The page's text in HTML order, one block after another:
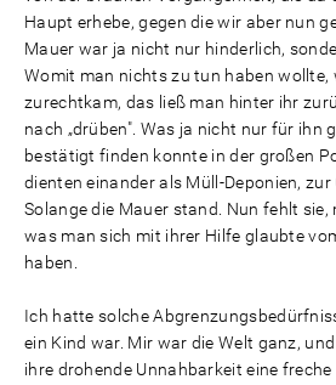
Haupt erhebe, gegen die wir aber nun
Mauer war ja nicht nur hinderlich,
Womit man nichts zu tun haben wollte,
zurechtkam, das ließ man hinter ihr
nach „drüben". Was ja nicht nur für ihn
bestätigt finden konnte in der großen
dienten einander als Müll-Deponien,
Solange die Mauer stand. Nun fehlt sie,
was man sich mit ihrer Hilfe glaubte
haben.
Ich hatte solche
ein Kind war. Mir war die Welt ganz,
ihre drohende Unnahbarkeit eine freche